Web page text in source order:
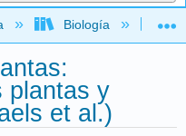
global
Biología
plantas y
et al.)